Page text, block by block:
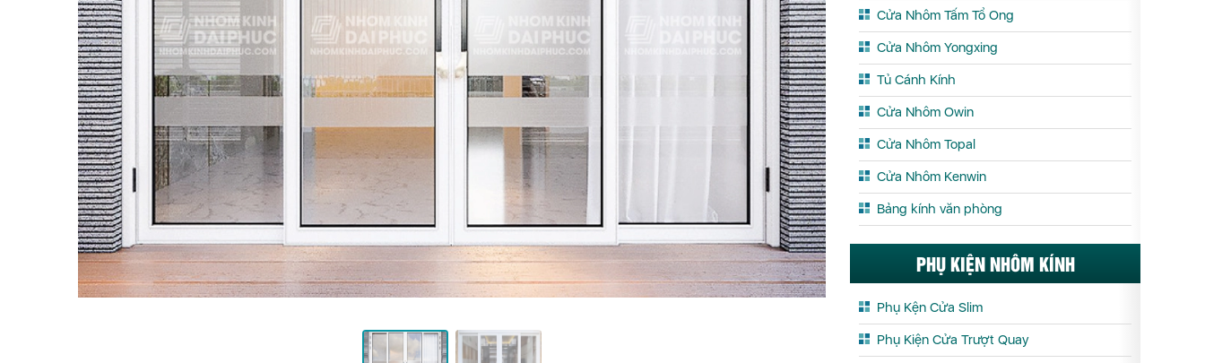
Cửa Nhôm Tấm Tổ Ong
Cửa Nhôm Yongxing
Tủ Cánh Kính
Cửa Nhôm Owin
Cửa Nhôm Topal
Cửa Nhôm Kenwin
Bảng kính văn phòng
PHỤ KIỆN NHÔM KÍNH
Phụ Kện Cửa Slim
Phụ Kiện Cửa Trượt Quay